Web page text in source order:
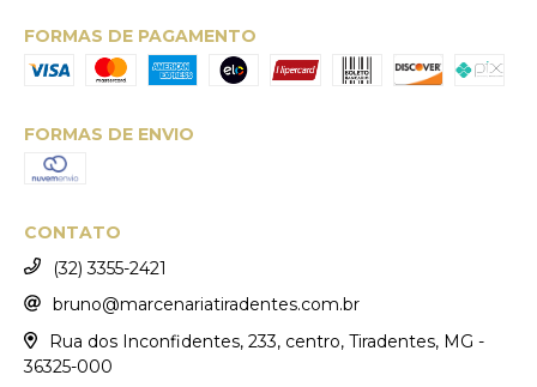
FORMAS DE PAGAMENTO
FORMAS DE ENVIO
CONTATO
(32) 3355-2421
bruno@marcenariatiradentes.com.br
Rua dos Inconfidentes, 233, centro, Tiradentes, MG -
36325-000